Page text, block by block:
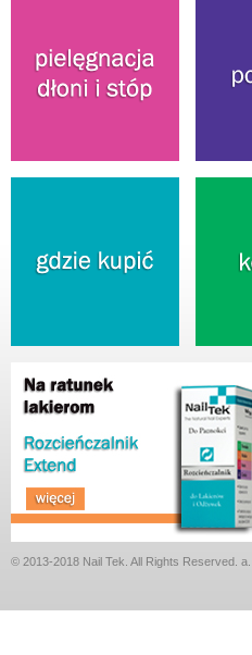
© 2013-2018 Nail Tek. All Rights Reserved.